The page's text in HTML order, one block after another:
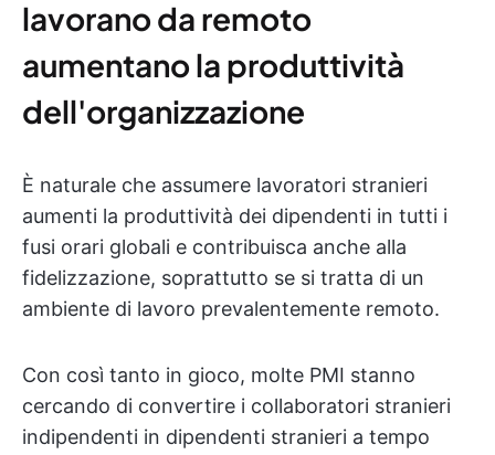
lavorano da remoto
aumentano la produttività
dell'organizzazione
È naturale che assumere lavoratori stranieri
aumenti la produttività dei dipendenti in tutti i
fusi orari globali e contribuisca anche alla
fidelizzazione, soprattutto se si tratta di un
ambiente di lavoro prevalentemente remoto.
Con così tanto in gioco, molte PMI stanno
cercando di convertire i collaboratori stranieri
indipendenti in dipendenti stranieri a tempo